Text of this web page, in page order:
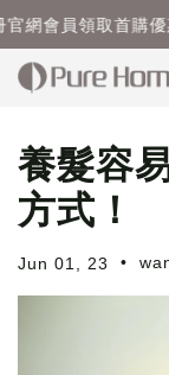
網會員領取首購優惠
養髮容
方式！
Jun 01, 23 •